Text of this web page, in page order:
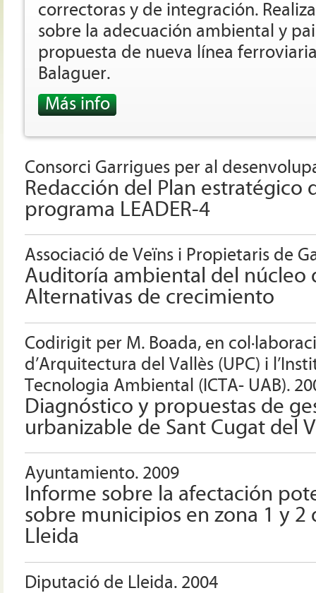
correctoras y de integración.
sobre la adecuación ambiental y
propuesta de nueva línea
Balaguer.
Más info
Consorci Garrigues per al
Redacción del Plan estratégico
programa LEADER-4
Associació de Veïns i Propietaris de
Auditoría ambiental del núcleo
Alternativas de crecimiento
Codirigit per M. Boada, en
d’Arquitectura del Vallès (UPC) i
Tecnologia Ambiental (ICTA- UAB).
Diagnóstico y propuestas de
urbanizable de Sant Cugat del
Ayuntamiento. 2009
Informe sobre la afectación
sobre municipios en zona 1 y 2
Lleida
Diputació de Lleida. 2004